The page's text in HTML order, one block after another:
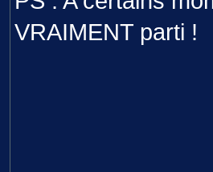
VRAIMENT parti !